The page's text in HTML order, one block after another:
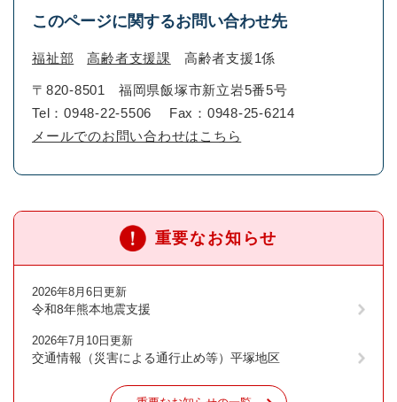
このページに関するお問い合わせ先
福祉部 高齢者支援課 高齢者支援1係
〒820-8501
福岡県飯塚市新立岩5番5号
Tel：0948-22-5506
Fax：0948-25-6214
メールでのお問い合わせはこちら
重要なお知らせ
2026年8月6日更新
令和8年熊本地震支援
2026年7月10日更新
交通情報（災害による通行止め等）平塚地区